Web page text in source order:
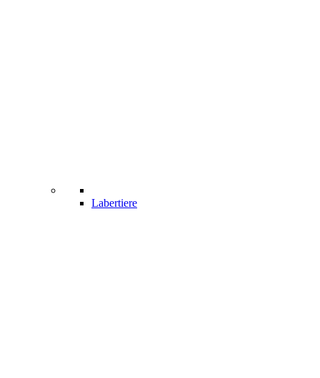
Labertiere